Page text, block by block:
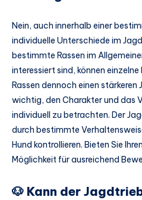
Nein, auch innerhalb einer
individuelle Unterschiede im
bestimmte Rassen im
interessiert sind, können
Rassen dennoch einen
wichtig, den Charakter und das
individuell zu betrachten. Der
durch bestimmte
Hund kontrollieren. Bieten Sie
Möglichkeit für ausreichend
🐶 Kann der